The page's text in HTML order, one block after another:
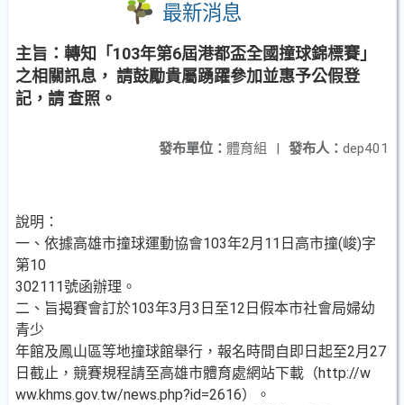
最新消息
主旨：轉知「103年第6屆港都盃全國撞球錦標賽」
之相關訊息， 請鼓勵貴屬踴躍參加並惠予公假登
記，請 查照。
發布人： dep401
發布單位： 體育組 |
說明：
一、依據高雄市撞球運動協會103年2月11日高市撞(峻)字
第10
302111號函辦理。
二、旨揭賽會訂於103年3月3日至12日假本市社會局婦幼
青少
年館及鳳山區等地撞球館舉行，報名時間自即日起至2月27
日截止，競賽規程請至高雄市體育處網站下載（http://w
ww.khms.gov.tw/news.php?id=2616）。